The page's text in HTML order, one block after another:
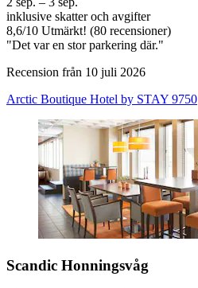
inklusive skatter och avgifter
8,6/10 Utmärkt! (80 recensioner)
"Det var en stor parkering där."
Recension från 10 juli 2026
Arctic Boutique Hotel by STAY 9750
Scandic Honningsvåg